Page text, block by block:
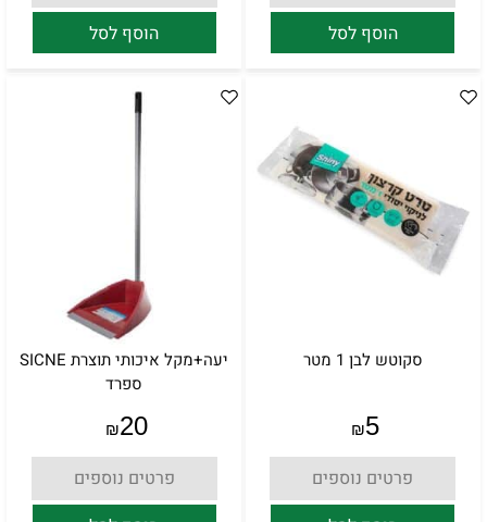
הוסף לסל
הוסף לסל
סקוטש לבן 1 מטר
₪5
פרטים נוספים
יעה+מקל איכותי תוצרת SICNE
ספרד
₪20
פרטים נוספים